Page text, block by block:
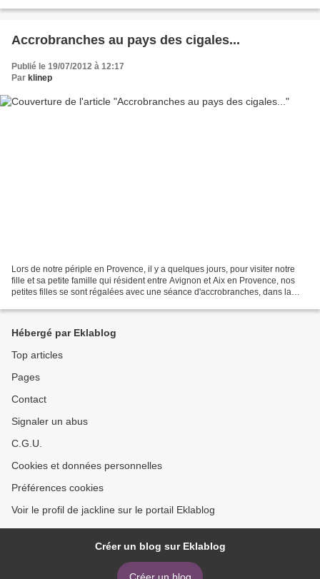
Accrobranches au pays des cigales...
Publié le 19/07/2012 à 12:17
Par klinep
Lors de notre périple en Provence, il y a quelques jours, pour visiter notre
fille et sa petite famille qui résident entre Avignon et Aix en Provence, nos
petites filles se sont régalées avec une séance d'accrobranches, dans la
Hébergé par Eklablog
Top articles
Pages
Contact
Signaler un abus
C.G.U.
Cookies et données personnelles
Préférences cookies
Voir le profil de jackline sur le portail Eklablog
Créer un blog sur Eklablog